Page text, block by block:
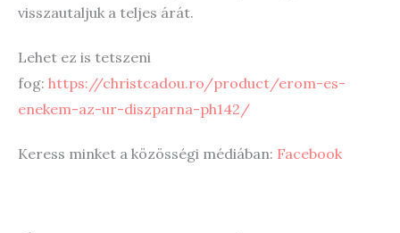
visszautaljuk a teljes árát.
Lehet ez is tetszeni
fog: https://christcadou.ro/product/erom-es-
enekem-az-ur-diszparna-ph142/
Keress minket a közösségi médiában: Facebook